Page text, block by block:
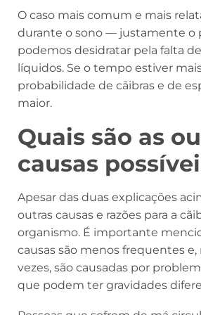
O caso mais comum e mais
durante o sono — justamente o
podemos desidratar pela falta
líquidos. Se o tempo estiver
probabilidade de cãibras e de
maior.
Quais são as
causas
Apesar das duas explicações
outras causas e razões para a
organismo. É importante
causas são menos frequentes e,
vezes, são causadas por
que podem ter gravidades